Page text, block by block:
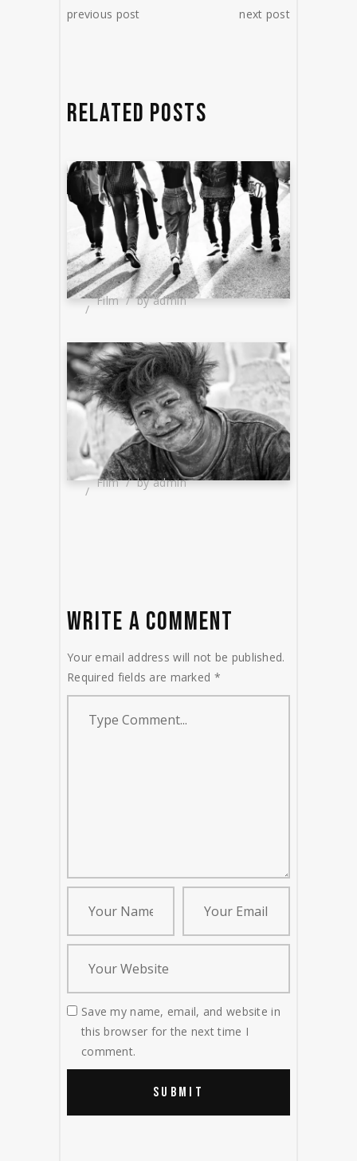
previous post next post
RELATED POSTS
Film by admin
Film by admin
WRITE A COMMENT
Your email address will not be published.
Required fields are marked *
Save my name, email, and website in
this browser for the next time I
comment.